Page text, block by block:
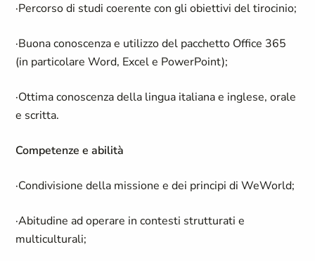
·Percorso di studi coerente con gli obiettivi del tirocinio;
·Buona conoscenza e utilizzo del pacchetto Office 365
(in particolare Word, Excel e PowerPoint);
·Ottima conoscenza della lingua italiana e inglese, orale
e scritta.
Competenze e abilità
·Condivisione della missione e dei principi di WeWorld;
·Abitudine ad operare in contesti strutturati e
multiculturali;